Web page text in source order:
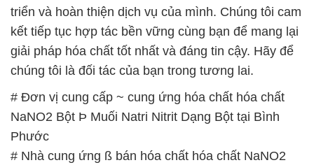
triển và hoàn thiện dịch vụ của mình. Chúng tôi cam
kết tiếp tục hợp tác bền vững cùng bạn để mang lại
giải pháp hóa chất tốt nhất và đáng tin cậy. Hãy để
chúng tôi là đối tác của bạn trong tương lai.
# Đơn vị cung cấp ~ cung ứng hóa chất hóa chất
NaNO2 Bột Þ Muối Natri Nitrit Dạng Bột tại Bình
Phước
# Nhà cung ứng ß bán hóa chất hóa chất NaNO2